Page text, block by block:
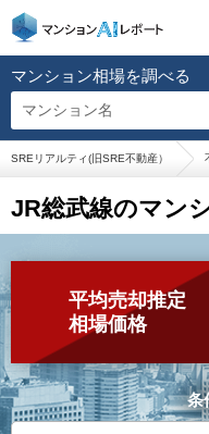
マンション相場を調べる
マンション名
SREリアルティ(旧SRE不動産）
JR総武線のマン
平均売却推定
相場価格
条